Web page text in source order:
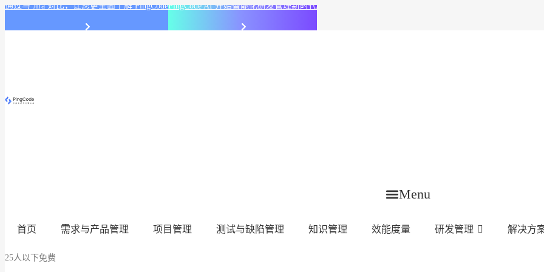
通过与 Jira 对比，让您更全面了解 PingCodePingCode AI 开始智能化研发管理新时代
Menu
首页 需求与产品管理 项目管理 测试与缺陷管理 知识管理 效能度量 研发管理 解决方
25人以下免费